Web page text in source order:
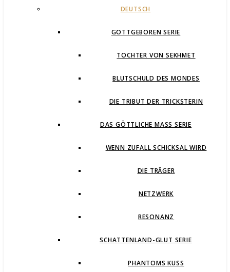
DEUTSCH
GOTTGEBOREN SERIE
TOCHTER VON SEKHMET
BLUTSCHULD DES MONDES
DIE TRIBUT DER TRICKSTERIN
DAS GÖTTLICHE MASS SERIE
WENN ZUFALL SCHICKSAL WIRD
DIE TRÄGER
NETZWERK
RESONANZ
SCHATTENLAND-GLUT SERIE
PHANTOMS KUSS